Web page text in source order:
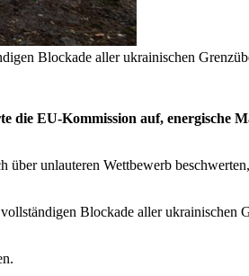
Blockade aller ukrainischen
EU-Kommission auf, energische
unlauteren Wettbewerb
Blockade aller ukrainischen